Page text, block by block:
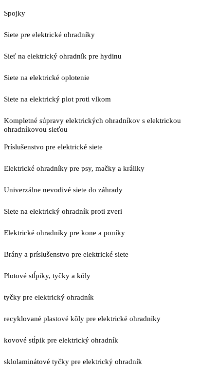
Spojky
Siete pre elektrické ohradníky
Sieť na elektrický ohradník pre hydinu
Siete na elektrické oplotenie
Siete na elektrický plot proti vlkom
Kompletné súpravy elektrických ohradníkov s elektrickou
ohradníkovou sieťou
Príslušenstvo pre elektrické siete
Elektrické ohradníky pre psy, mačky a králiky
Univerzálne nevodivé siete do záhrady
Siete na elektrický ohradník proti zveri
Elektrické ohradníky pre kone a poníky
Brány a príslušenstvo pre elektrické siete
Plotové stĺpiky, tyčky a kôly
tyčky pre elektrický ohradník
recyklované plastové kôly pre elektrické ohradníky
kovové stĺpik pre elektrický ohradník
sklolaminátové tyčky pre elektrický ohradník